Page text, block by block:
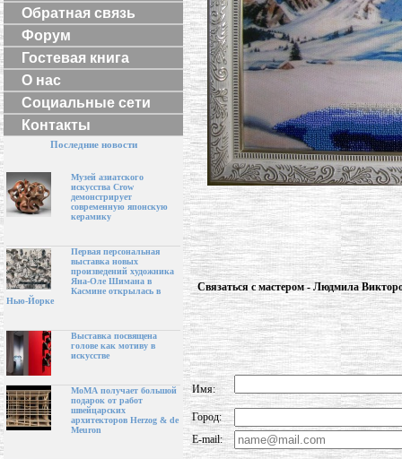
Обратная связь
Форум
Гостевая книга
О нас
Социальные сети
Контакты
Последние новости
Музей азиатского
искусства Crow
демонстрирует
современную японскую
керамику
Первая персональная
выставка новых
произведений художника
Яна-Оле Шимана в
Касмине открылась в
Нью-Йорке
Выставка посвящена
голове как мотиву в
искусстве
МоМА получает большой
подарок от работ
швейцарских
архитекторов Herzog & de
Meuron
Связаться с мастером - Людмила
Имя:
Город:
E-mail: